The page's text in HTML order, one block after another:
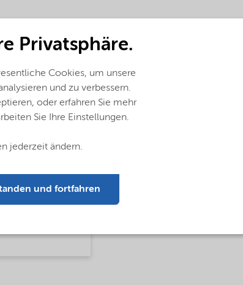
Privatsphäre.
Cookies, um unsere
und zu verbessern.
oder erfahren Sie mehr
Sie Ihre Einstellungen.
jederzeit ändern.
und fortfahren